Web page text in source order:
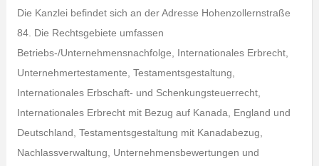
Die Kanzlei befindet sich an der Adresse Hohenzollernstraße
84. Die Rechtsgebiete umfassen
Betriebs-/Unternehmensnachfolge, Internationales Erbrecht,
Unternehmertestamente, Testamentsgestaltung,
Internationales Erbschaft- und Schenkungsteuerrecht,
Internationales Erbrecht mit Bezug auf Kanada, England und
Deutschland, Testamentsgestaltung mit Kanadabezug,
Nachlassverwaltung, Unternehmensbewertungen und